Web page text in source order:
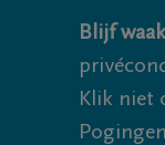
Blijf
Klik niet